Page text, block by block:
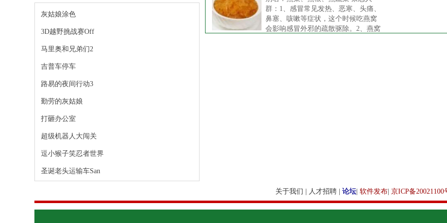
灰姑娘涂色
3D越野挑战赛Off
马里奥和兄弟们2
吉普车停车
路易的夜间行动3
勤劳的灰姑娘
打砸办公室
超级机器人大闯关
逗小猴子笑忍者世界
圣诞老头运输车San
群：1、感冒常见发热、恶寒、头痛、
鼻塞、咳嗽等症状，这个时候吃燕窝
会影响感冒外邪的疏散驱除。2、燕窝
关于我们 人才招聘 论坛 软件发布 京ICP备20021100